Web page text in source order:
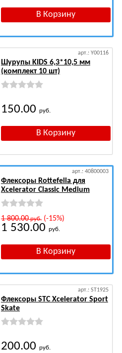
арт.: Y00116
Шурупы KIDS 6,3*10,5 мм
(комплект 10 шт)
150.00 руб.
арт.: 40800003
Флексоры Rottefella для
Xcelerator Classic Medium
1 800.00руб.(-15%)
1 530.00 руб.
арт.: ST1925
Флексоры STC Xcelerator Sport
Skate
200.00 руб.